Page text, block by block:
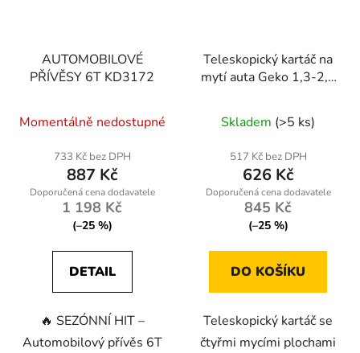
AUTOMOBILOVÉ
PŘÍVĚSY 6T KD3172
Momentálně nedostupné
733 Kč bez DPH
887 Kč
1 198 Kč
(–25 %)
DETAIL
🔥 SEZÓNNÍ HIT –
Automobilový přívěs 6T
Teleskopický kartáč na
mytí auta Geko 1,3-2,2
plochami
Skladem (>5 ks)
517 Kč bez DPH
626 Kč
845 Kč
(–25 %)
DO KOŠÍKU
Teleskopický kartáč se
čtyřmi mycími plochami